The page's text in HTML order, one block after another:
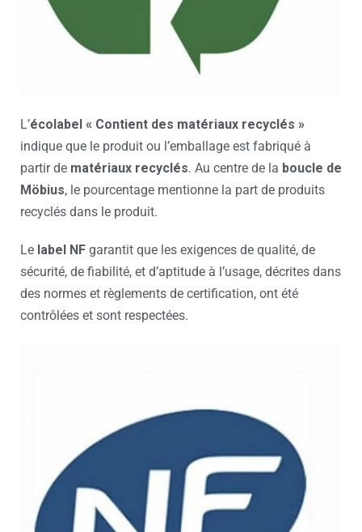
L’écolabel « Contient des matériaux recyclés »
indique que le produit ou l’emballage est fabriqué à
partir de matériaux recyclés. Au centre de la boucle de
Möbius, le pourcentage mentionne la part de produits
recyclés dans le produit.
Le label NF garantit que les exigences de qualité, de
sécurité, de fiabilité, et d’aptitude à l’usage, décrites dans
des normes et règlements de certification, ont été
contrôlées et sont respectées.